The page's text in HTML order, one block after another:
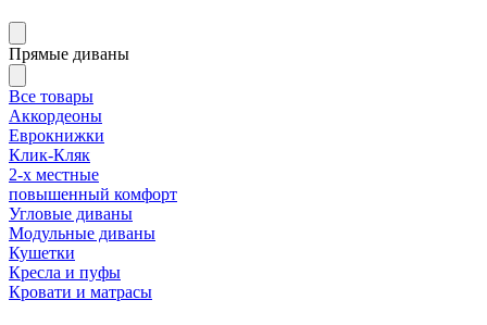
Прямые диваны
Все товары
Аккордеоны
Еврокнижки
Клик-Кляк
2-х местные
повышенный комфорт
Угловые диваны
Модульные диваны
Кушетки
Кресла и пуфы
Кровати и матрасы